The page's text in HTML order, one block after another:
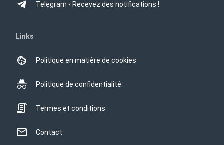
Telegram - Recevez des notifications !
Links
Politique en matière de cookies
Politique de confidentialité
Termes et conditions
Contact